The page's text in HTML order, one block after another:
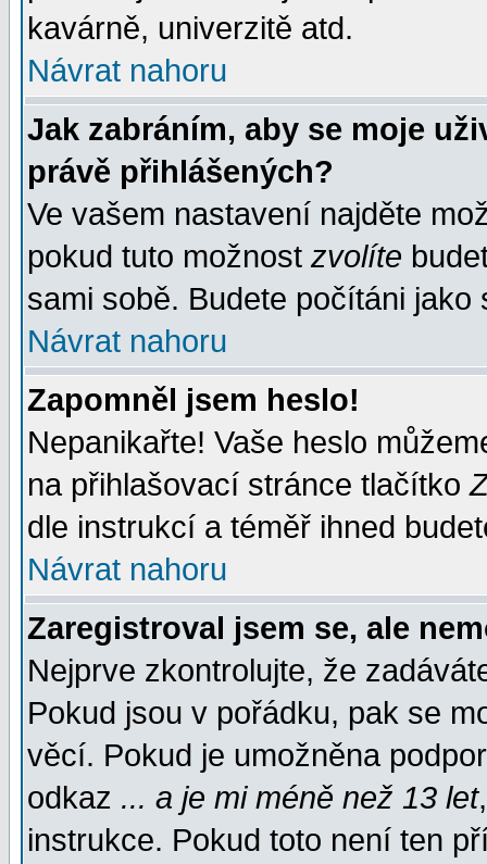
kavárně, univerzitě atd.
Návrat nahoru
Jak zabráním, aby se moje
právě přihlášených?
Ve vašem nastavení najděte
pokud tuto možnost zvolíte
sami sobě. Budete počítáni jako
Návrat nahoru
Zapomněl jsem heslo!
Nepanikařte! Vaše heslo
na přihlašovací stránce tlačítko
dle instrukcí a téměř ihned
Návrat nahoru
Zaregistroval jsem se, ale
Nejprve zkontrolujte, že
Pokud jsou v pořádku, pak se
věcí. Pokud je umožněna
odkaz ... a je mi méně než 13 let
instrukce. Pokud toto není ten